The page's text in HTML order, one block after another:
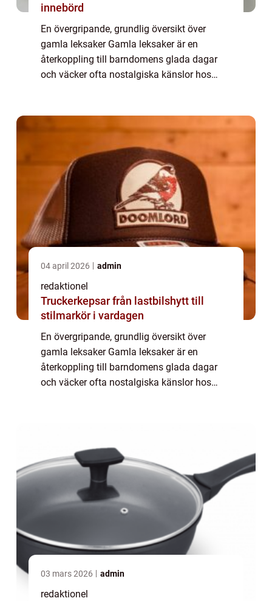
innebörd
En övergripande, grundlig översikt över
gamla leksaker Gamla leksaker är en
återkoppling till barndomens glada dagar
och väcker ofta nostalgiska känslor hos
04 april 2026 admin
redaktionel
Truckerkepsar från lastbilshytt till
stilmarkör i vardagen
En övergripande, grundlig översikt över
gamla leksaker Gamla leksaker är en
återkoppling till barndomens glada dagar
och väcker ofta nostalgiska känslor hos
03 mars 2026 admin
redaktionel